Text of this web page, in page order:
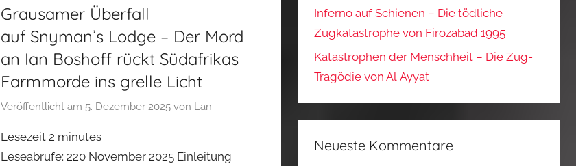
Grausamer Überfall
auf Snyman’s Lodge – Der Mord
an Ian Boshoff rückt Südafrikas
Farmmorde ins grelle Licht
Veröffentlicht am 5. Dezember 2025 von Lan
Lesezeit 2 minutes
Leseabrufe: 220 November 2025 Einleitung
Inferno auf Schienen – Die tödliche
Zugkatastrophe von Firozabad 1995
Katastrophen der Menschheit – Die Zug-
Tragödie von Al Ayyat
Neueste Kommentare